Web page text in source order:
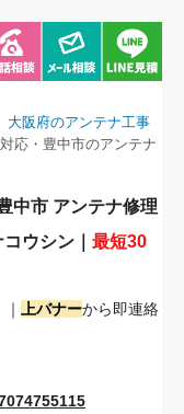
大阪府のアンテナ工事
応・豊中市のアンテナ
中市 アンテナ修理
ウシン｜ 最短30
上バナーから即連絡